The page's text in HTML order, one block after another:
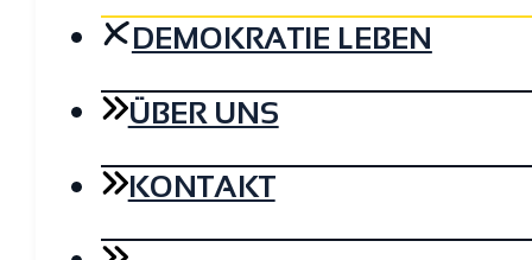
DEMOKRATIE LEBEN
ÜBER UNS
KONTAKT